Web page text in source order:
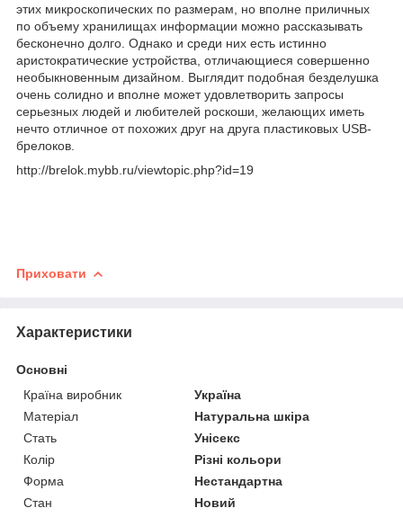
этих микроскопических по размерам, но вполне приличных
по объему хранилищах информации можно рассказывать
бесконечно долго. Однако и среди них есть истинно
аристократические устройства, отличающиеся совершенно
необыкновенным дизайном. Выглядит подобная безделушка
очень солидно и вполне может удовлетворить запросы
серьезных людей и любителей роскоши, желающих иметь
нечто отличное от похожих друг на друга пластиковых USB-
брелоков.
http://brelok.mybb.ru/viewtopic.php?id=19
Приховати
Характеристики
Основні
Країна виробник
Україна
Матеріал
Натуральна шкіра
Стать
Унісекс
Колір
Різні кольори
Форма
Нестандартна
Стан
Новий